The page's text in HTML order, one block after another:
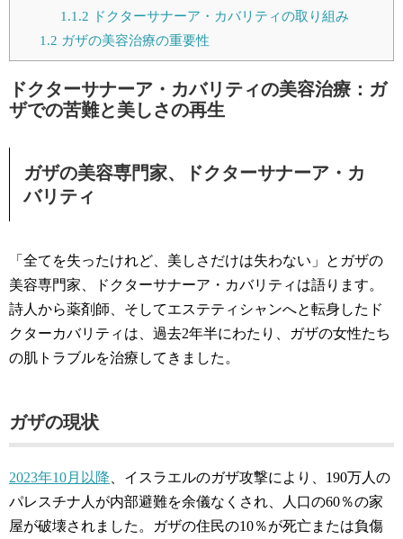
1.1.2 ドクターサナーア・カバリティの取り組み
1.2 ガザの美容治療の重要性
ドクターサナーア・カバリティの美容治療：ガ
ザでの苦難と美しさの再生
ガザの美容専門家、ドクターサナーア・カ
バリティ
「全てを失ったけれど、美しさだけは失わない」とガザの
美容専門家、ドクターサナーア・カバリティは語ります。
詩人から薬剤師、そしてエステティシャンへと転身したド
クターカバリティは、過去2年半にわたり、ガザの女性たち
の肌トラブルを治療してきました。
ガザの現状
2023年10月以降 、イスラエルのガザ攻撃により、190万人の
パレスチナ人が内部避難を余儀なくされ、人口の60％の家
屋が破壊されました。ガザの住民の10％が死亡または負傷